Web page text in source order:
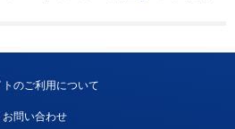
トのご利用について
お問い合わせ